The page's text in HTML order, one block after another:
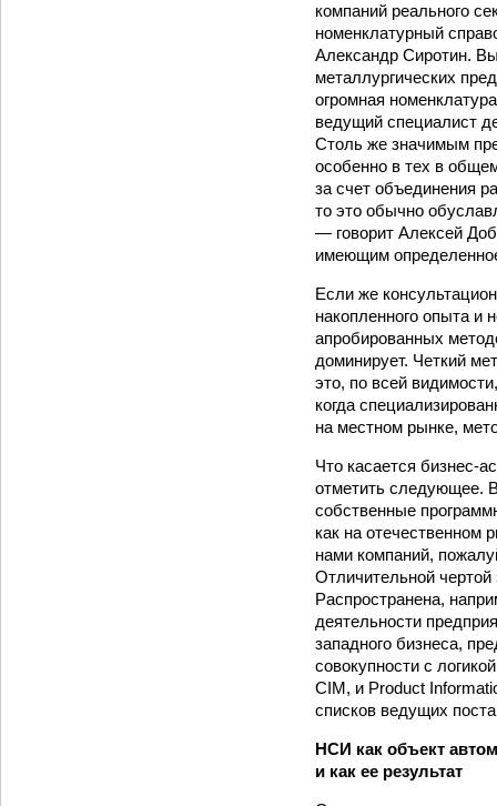
компаний реального
номенклатурный
Александр Сиротин.
металлургических
огромная
ведущий специалист
Столь же значимым
особенно в тех в
за счет объединения
то это обычно
— говорит Алексей
имеющим
Если же
накопленного опыта и
апробированных
доминирует. Четкий
это, по всей
когда
на местном рынке,
Что касается бизнес-
отметить следующее.
собственные
как на отечественном
нами компаний,
Отличительной
Распространена,
деятельности
западного бизнеса,
совокупности с
CIM, и Product
списков ведущих
НСИ как объект
и как ее результат